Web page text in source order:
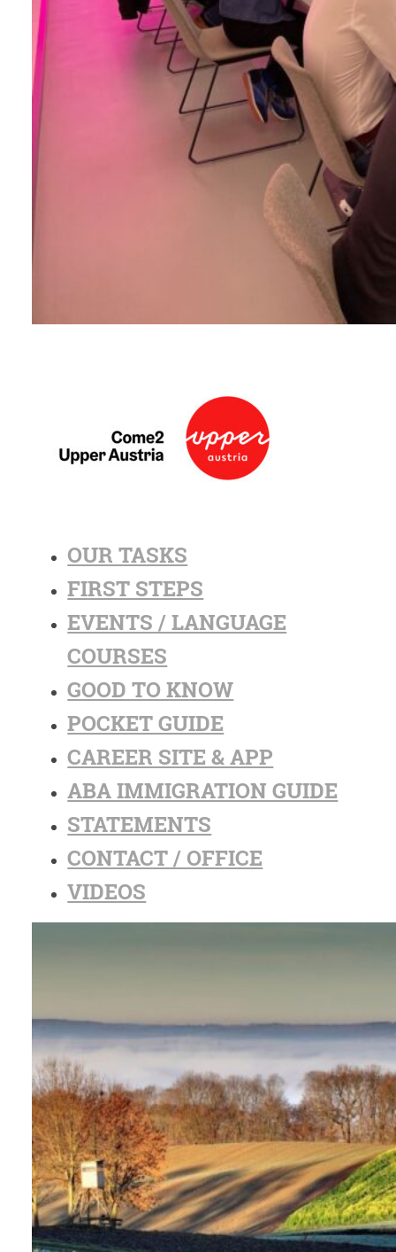
OUR TASKS
FIRST STEPS
EVENTS / LANGUAGE
COURSES
GOOD TO KNOW
POCKET GUIDE
CAREER SITE & APP
ABA IMMIGRATION GUIDE
STATEMENTS
CONTACT / OFFICE
VIDEOS